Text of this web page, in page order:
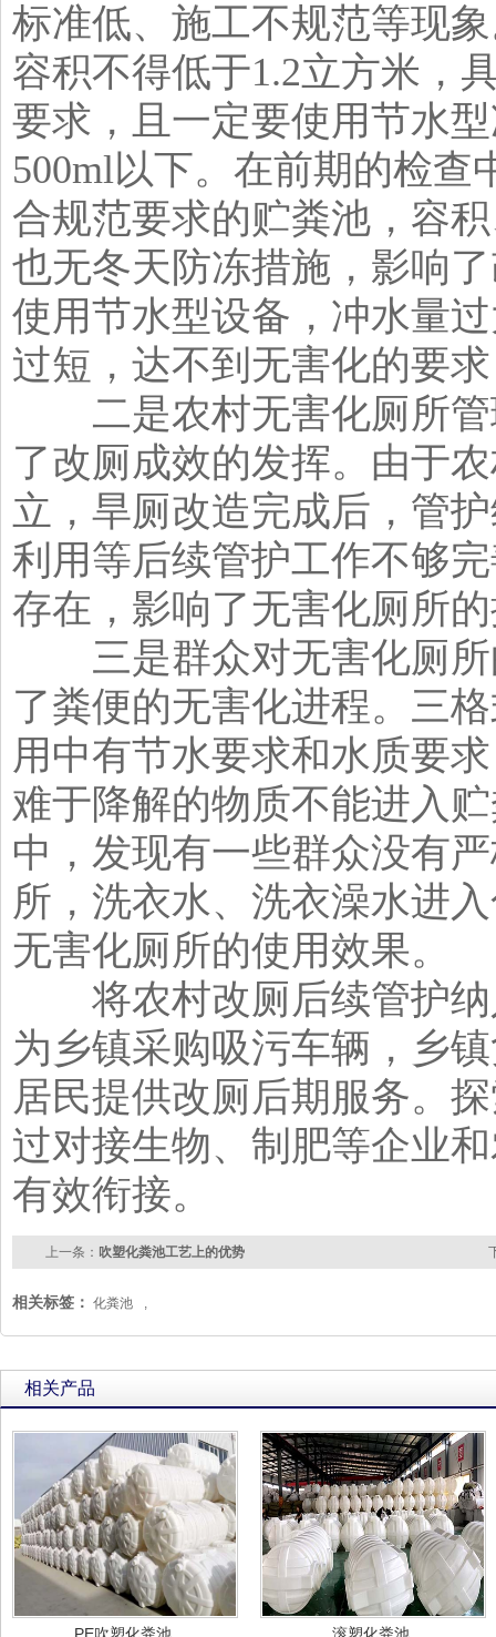
标准低、施工不规范等现
容积不得低于1.2立方米，
要求，且一定要使用节水
500ml以下。在前期的检
合规范要求的贮粪池，容
也无冬天防冻措施，影响
使用节水型设备，冲水量
过短，达不到无害化的要
二是农村无害化厕所管
了改厕成效的发挥。由于
立，旱厕改造完成后，管
利用等后续管护工作不够
存在，影响了无害化厕所
三是群众对无害化厕所
了粪便的无害化进程。三
用中有节水要求和水质要
难于降解的物质不能进入
中，发现有一些群众没有
所，洗衣水、洗衣澡水进
无害化厕所的使用效果。
将农村改厕后续管护纳
为乡镇采购吸污车辆，乡
居民提供改厕后期服务。
过对接生物、制肥等企业
有效衔接。
上一条： 吹塑化粪池工艺上的优势
相关标签： 化粪池 ,
相关产品